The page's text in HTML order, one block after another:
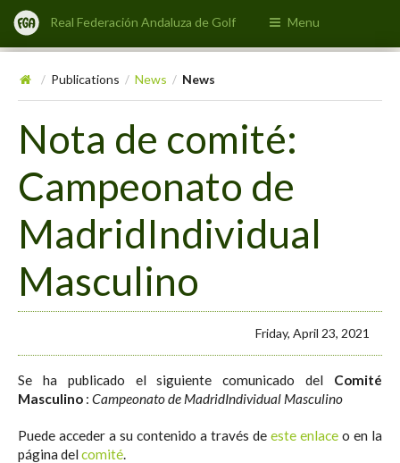
Real Federación Andaluza de Golf Menu
/ Publications / News / News
Nota de comité:
Campeonato de
MadridIndividual
Masculino
Friday, April 23, 2021
Se ha publicado el siguiente comunicado del Comité
Masculino : Campeonato de MadridIndividual Masculino
Puede acceder a su contenido a través de este enlace o en la
página delcomité